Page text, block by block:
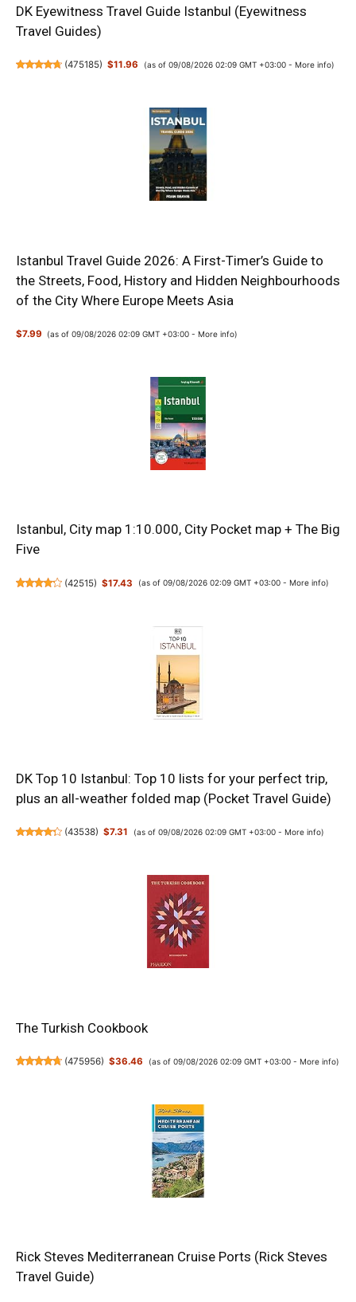
DK Eyewitness Travel Guide Istanbul (Eyewitness
Travel Guides)
(475185) $11.96 (as of 09/08/2026 02:09 GMT +03:00 - More info)
Istanbul Travel Guide 2026: A First-Timer’s Guide to
the Streets, Food, History and Hidden Neighbourhoods
of the City Where Europe Meets Asia
$7.99 (as of 09/08/2026 02:09 GMT +03:00 -More info)
Istanbul, City map 1:10.000, City Pocket map + The Big
Five
(42515) $17.43 (as of 09/08/2026 02:09 GMT +03:00 - More info)
DK Top 10 Istanbul: Top 10 lists for your perfect trip,
plus an all-weather folded map (Pocket Travel Guide)
(43538) $7.31 (as of 09/08/2026 02:09 GMT +03:00 - More info)
The Turkish Cookbook
(475956) $36.46 (as of 09/08/2026 02:09 GMT +03:00 - More info)
Rick Steves Mediterranean Cruise Ports (Rick Steves
Travel Guide)